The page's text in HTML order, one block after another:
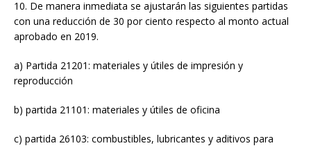
10. De manera inmediata se ajustarán las siguientes partidas
con una reducción de 30 por ciento respecto al monto actual
aprobado en 2019.
a) Partida 21201: materiales y útiles de impresión y
reproducción
b) partida 21101: materiales y útiles de oficina
c) partida 26103: combustibles, lubricantes y aditivos para